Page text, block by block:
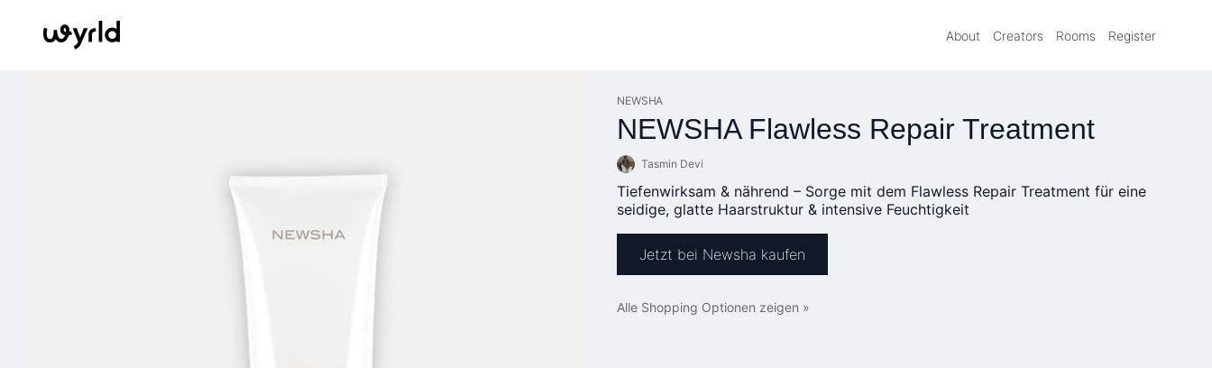
About Creators Rooms Register
NEWSHA
NEWSHA Flawless Repair Treatment
Tasmin Devi
Tiefenwirksam & nährend – Sorge mit dem Flawless Repair Treatment für eine
seidige, glatte Haarstruktur & intensive Feuchtigkeit
Jetzt bei Newsha kaufen
Alle Shopping Optionen zeigen »